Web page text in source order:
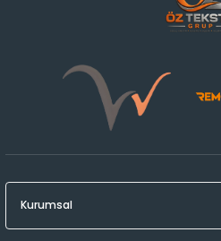
Kurumsal